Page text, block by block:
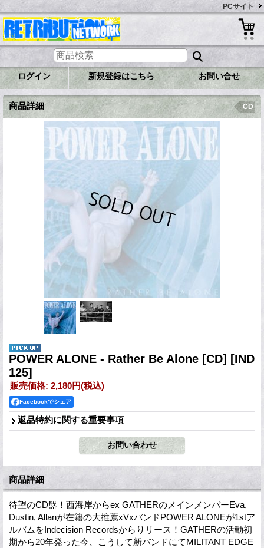
PCサイト
ログイン 新規登録はこちら お問い合せ
商品詳細 CD
POWER ALONE - Rather Be Alone [CD] [IND
125]
販売価格: 2,180円(税込)
Facebookでシェア
返品特約に関する重要事項
商品詳細
待望のCD盤！西海岸からex GATHERのメインメンバーEva,
Dustin, Allanが在籍の大推薦xVxバンドPOWER ALONEが1stア
ルバムをIndecision Recordsからりリース！GATHERの活動初
期から20年発った今、こうして新バンドにてMILITANT EDGE